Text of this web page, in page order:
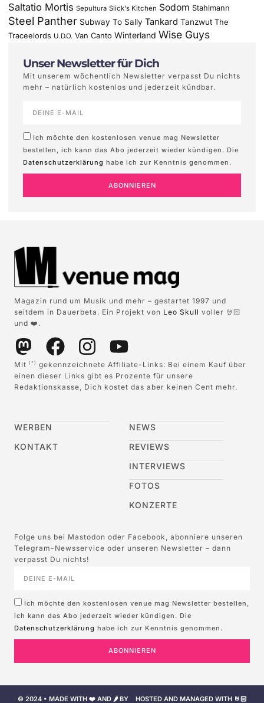
Saltatio Mortis Sepultura Slick's Kitchen Sodom Stahlmann
Steel Panther Subway To Sally Tankard Tanzwut The
Traceelords U.D.O. Van Canto Winterland Wise Guys
Unser Newsletter für Dich
Mit unserem wöchentlich Newsletter verpasst Du nichts
mehr – natürlich kostenlos und jederzeit kündbar.
Ich möchte den kostenlosen venue mag Newsletter
bestellen, ich kann das Abo jederzeit wieder kündigen. Die
Datenschutzerklärung habe ich zur Kenntnis genommen.
ABONNIEREN
Magazin rund um Musik und mehr – gestartet 1997 und
seitdem in Dauerbeta. Ein Projekt von Leo Skull voller 🤘🏻
und ❤️.
Mit (*)
gekennzeichnete Affiliate-Links: Bei einem Kauf über
einen dieser Links gibt es Prozente für unsere
Redaktionskasse, Dich kostet das aber keinen Cent mehr.
WERBEN
KONTAKT
NEWS
REVIEWS
INTERVIEWS
FOTOS
KONZERTE
Folge uns bei Mastodon oder Facebook, abonniere unseren
Telegram-Newsservice oder unseren Newsletter – dann
verpasst Du nichts!
Ich möchte den kostenlosen venue mag Newsletter bestellen,
ich kann das Abo jederzeit wieder kündigen. Die
Datenschutzerklärung habe ich zur Kenntnis genommen.
ABONNIEREN
© 2024 • MADE WITH ❤️ AND 🌶️ BY
HOSTED AND MANAGED WITH 🤘🏻